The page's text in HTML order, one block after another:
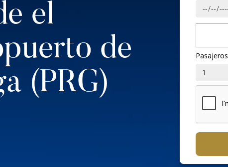
el
de
(PRG)
Pasajeros